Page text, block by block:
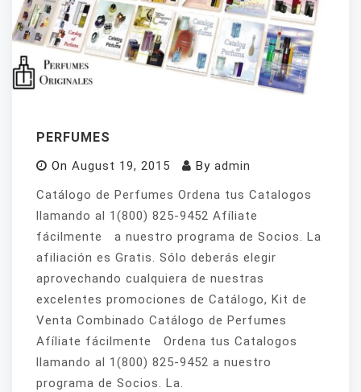
PERFUMES
On August 19, 2015 By admin
Catálogo de Perfumes Ordena tus Catalogos
llamando al 1(800) 825-9452 Afíliate
fácilmente a nuestro programa de Socios. La
afiliación es Gratis. Sólo deberás elegir
aprovechando cualquiera de nuestras
excelentes promociones de Catálogo, Kit de
Venta Combinado Catálogo de Perfumes
Afíliate fácilmente Ordena tus Catalogos
llamando al 1(800) 825-9452 a nuestro
programa de Socios. La.